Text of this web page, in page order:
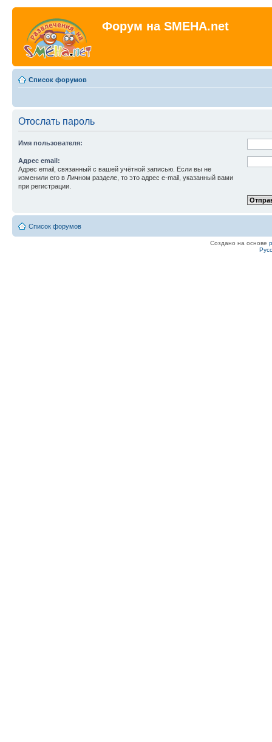
Форум на SMEHA.net
Список форумов
Отослать пароль
Имя пользователя:
Адрес email:
Адрес email, связанный с вашей учётной записью. Если вы не
изменили его в Личном разделе, то это адрес e-mail, указанный вами
при регистрации.
Список форумов
Создано на основе